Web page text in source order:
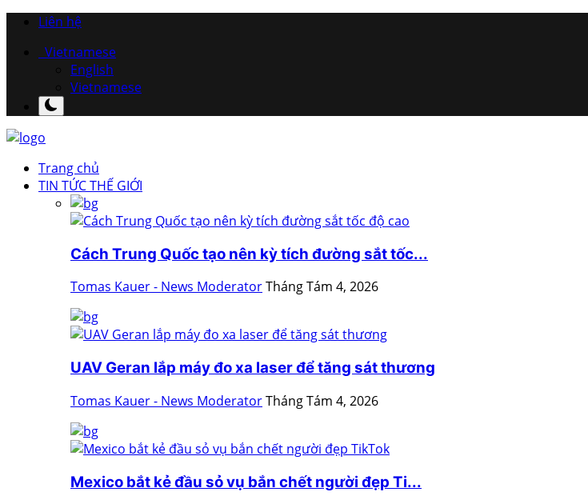
Liên hệ
Vietnamese
English
Vietnamese
Trang chủ
TIN TỨC THẾ GIỚI
Cách Trung Quốc tạo nên kỳ tích đường sắt tốc...
Tomas Kauer - News ModeratorTháng Tám 4, 2026
UAV Geran lắp máy đo xa laser để tăng sát thương
Tomas Kauer - News ModeratorTháng Tám 4, 2026
Mexico bắt kẻ đầu sỏ vụ bắn chết người đẹp Ti...